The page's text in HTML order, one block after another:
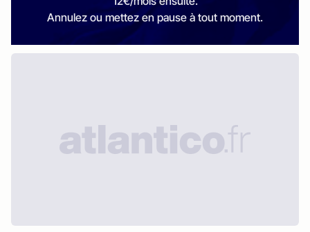
Annulez ou mettez en pause à tout moment.